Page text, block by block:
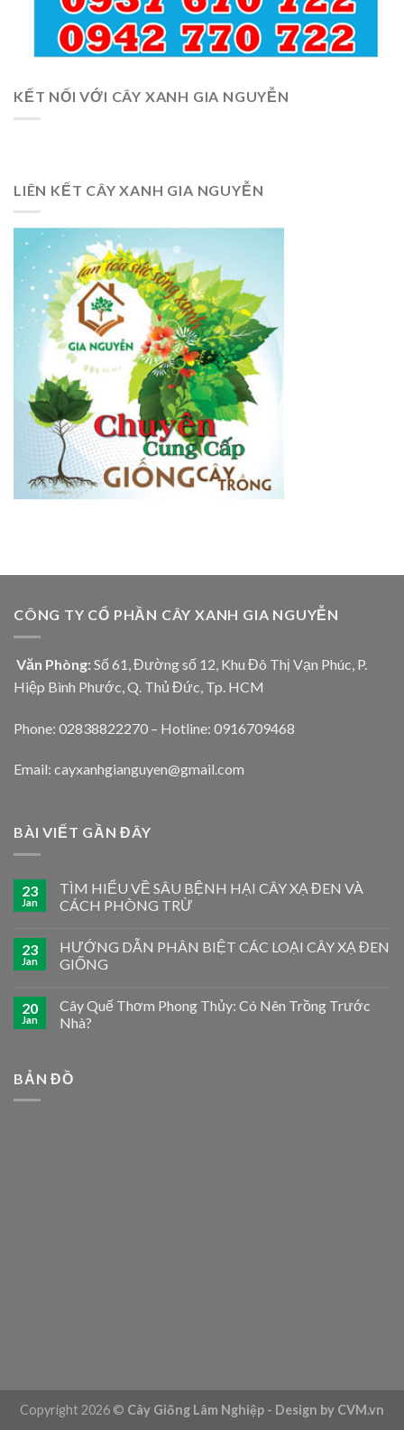
KẾT NỐI VỚI CÂY XANH GIA NGUYỄN
LIÊN KẾT CÂY XANH GIA NGUYỄN
CÔNG TY CỔ PHẦN CÂY XANH GIA NGUYỄN
Văn Phòng: Số 61, Đường số 12, Khu Đô Thị Vạn Phúc, P.
Hiệp Bình Phước, Q. Thủ Đức, Tp. HCM
Phone: 02838822270 – Hotline: 0916709468
Email: cayxanhgianguyen@gmail.com
BÀI VIẾT GẦN ĐÂY
23
Jan
TÌM HIỂU VỀ SÂU BỆNH HẠI CÂY XẠ ĐEN VÀ
CÁCH PHÒNG TRỪ
23
Jan
HƯỚNG DẪN PHÂN BIỆT CÁC LOẠI CÂY XẠ ĐEN
GIỐNG
20
Jan
Cây Quế Thơm Phong Thủy: Có Nên Trồng Trước
Nhà?
BẢN ĐỒ
Copyright 2026 © Cây Giống Lâm Nghiệp - Design by CVM.vn